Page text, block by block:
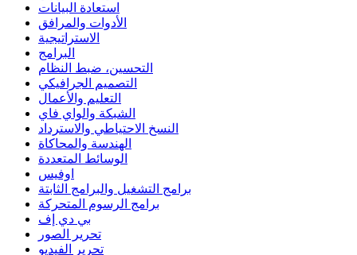
استعادة البيانات
الأدوات والمرافق
الاستراتيجية
البرامج
التحسين، ضبط النظام
التصميم الجرافيكي
التعليم والأعمال
الشبكة والواي فاي
النسخ الاحتياطي والاسترداد
الهندسة والمحاكاة
الوسائط المتعددة
اوفيس
برامج التشغيل والبرامج الثابتة
برامج الرسوم المتحركة
بي دي إف
تحرير الصور
تحرير الفيديو